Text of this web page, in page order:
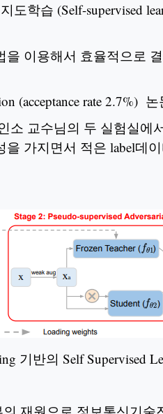
학습 (Self-supervised
이용해서 효율적으로
(acceptance rate 2.7%)
소 교수님의 두 실험실
가지면서 적은 label데
기반의 Self Supervised